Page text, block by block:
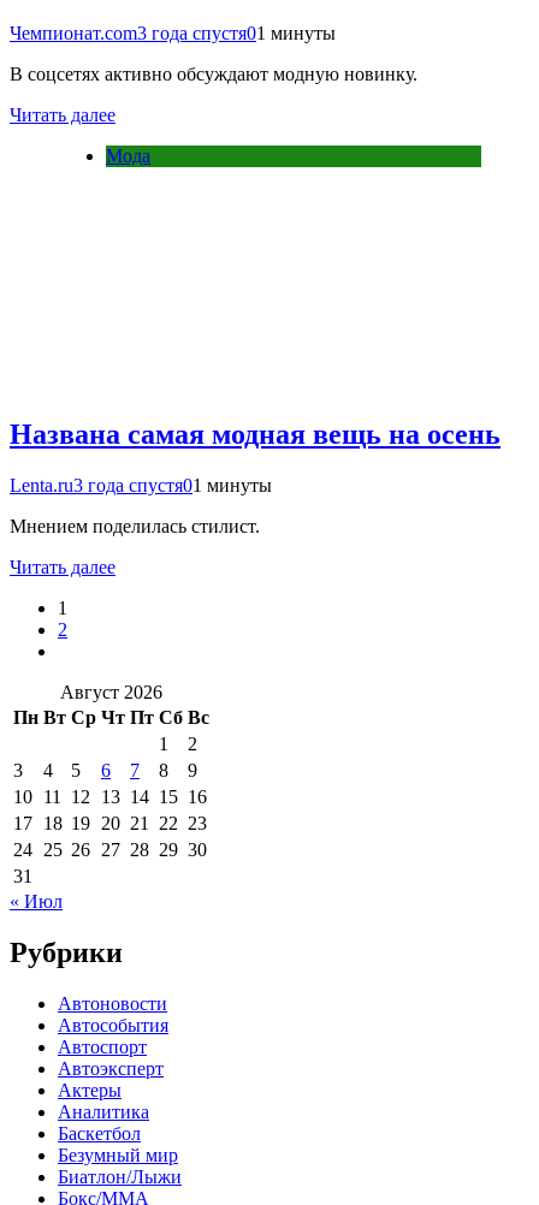
Чемпионат.com3 года спустя01 минуты
В соцсетях активно обсуждают модную новинку.
Читать далее
Мода
Названа самая модная вещь на осень
Lenta.ru3 года спустя01 минуты
Мнением поделилась стилист.
Читать далее
1
2
Август 2026
Пн Вт Ср Чт Пт Сб Вс
1
2
3
4 5 6 7 8
9
10 11 12 13 14 15 16
17 18 19 20 21 22 23
24 25 26 27 28 29 30
31
« Июл
Рубрики
Автоновости
Автособытия
Автоспорт
Автоэксперт
Актеры
Аналитика
Баскетбол
Безумный мир
Биатлон/Лыжи
Бокс/MMA